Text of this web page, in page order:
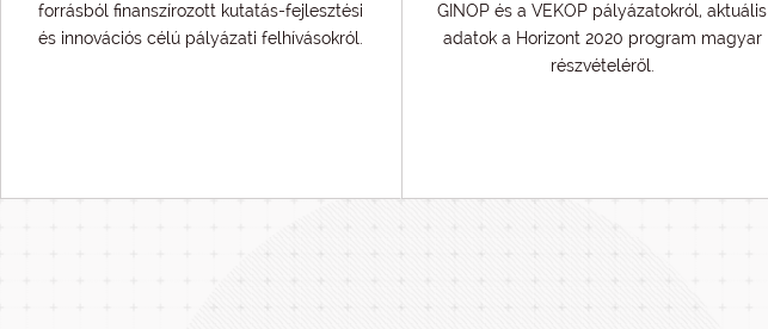
forrásból finanszírozott kutatás-fejlesztési
és innovációs célú pályázati felhívásokról.
GINOP és a VEKOP pályázatokról, aktuális
adatok a Horizont 2020 program magyar
részvételéről.